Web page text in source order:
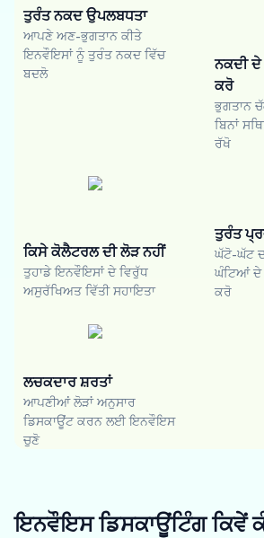
ਤੁਰੰਤ ਨਕਦ ਉਪਲਬਧਤਾ
ਆਪਣੇ ਅਣ-ਭੁਗਤਾਨ ਕੀਤੇ
ਇਨਵੌਇਸਾਂ ਨੂੰ ਤੁਰੰਤ ਨਕਦ ਵਿੱਚ
ਬਦਲੋ
ਨਕਦੀ ਦੇ
ਕਰੋ
ਭੁਗਤਾਨ
ਬਿਨਾਂ
ਰੱਖੋ
ਕਿਸੇ ਕੋਲੈਟਰਲ ਦੀ ਲੋੜ ਨਹੀਂ
ਤੁਹਾਡੇ ਇਨਵੌਇਸਾਂ ਦੇ ਵਿਰੁੱਧ
ਅਸੁਰੱਖਿਅਤ ਵਿੱਤੀ ਸਹਾਇਤਾ
ਤੁਰੰਤ
ਘੱਟੋ-ਘੱਟ
ਘੰਟਿਆਂ ਦੇ
ਕਰੋ
ਲਚਕਦਾਰ ਸ਼ਰਤਾਂ
ਆਪਣੀਆਂ ਲੋੜਾਂ ਅਨੁਸਾਰ
ਡਿਸਕਾਊਂਟ ਕਰਨ ਲਈ ਇਨਵੌਇਸ
ਚੁਣੋ
ਇਨਵੌਇਸ ਡਿਸਕਾਊਂਟਿੰਗ ਕਿਵੇਂ